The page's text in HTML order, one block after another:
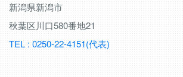
新潟県新潟市
秋葉区川口580番地21
TEL : 0250-22-4151(代表)